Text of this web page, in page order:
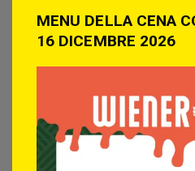
MENU DELLA CENA
16 DICEMBRE 2026